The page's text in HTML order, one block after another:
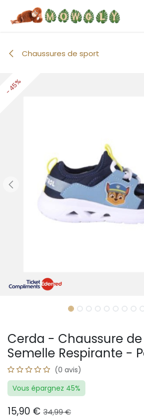
Se rendre au contenu
Chaussures de sport
- 45%
- 45%
Cerda - Chaussure
Semelle Respirante -
(0 avis)
Vous épargnez 45%
15,90 € 34,99€